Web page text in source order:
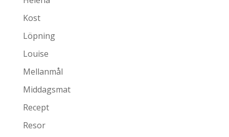
Kost
Löpning
Louise
Mellanmål
Middagsmat
Recept
Resor